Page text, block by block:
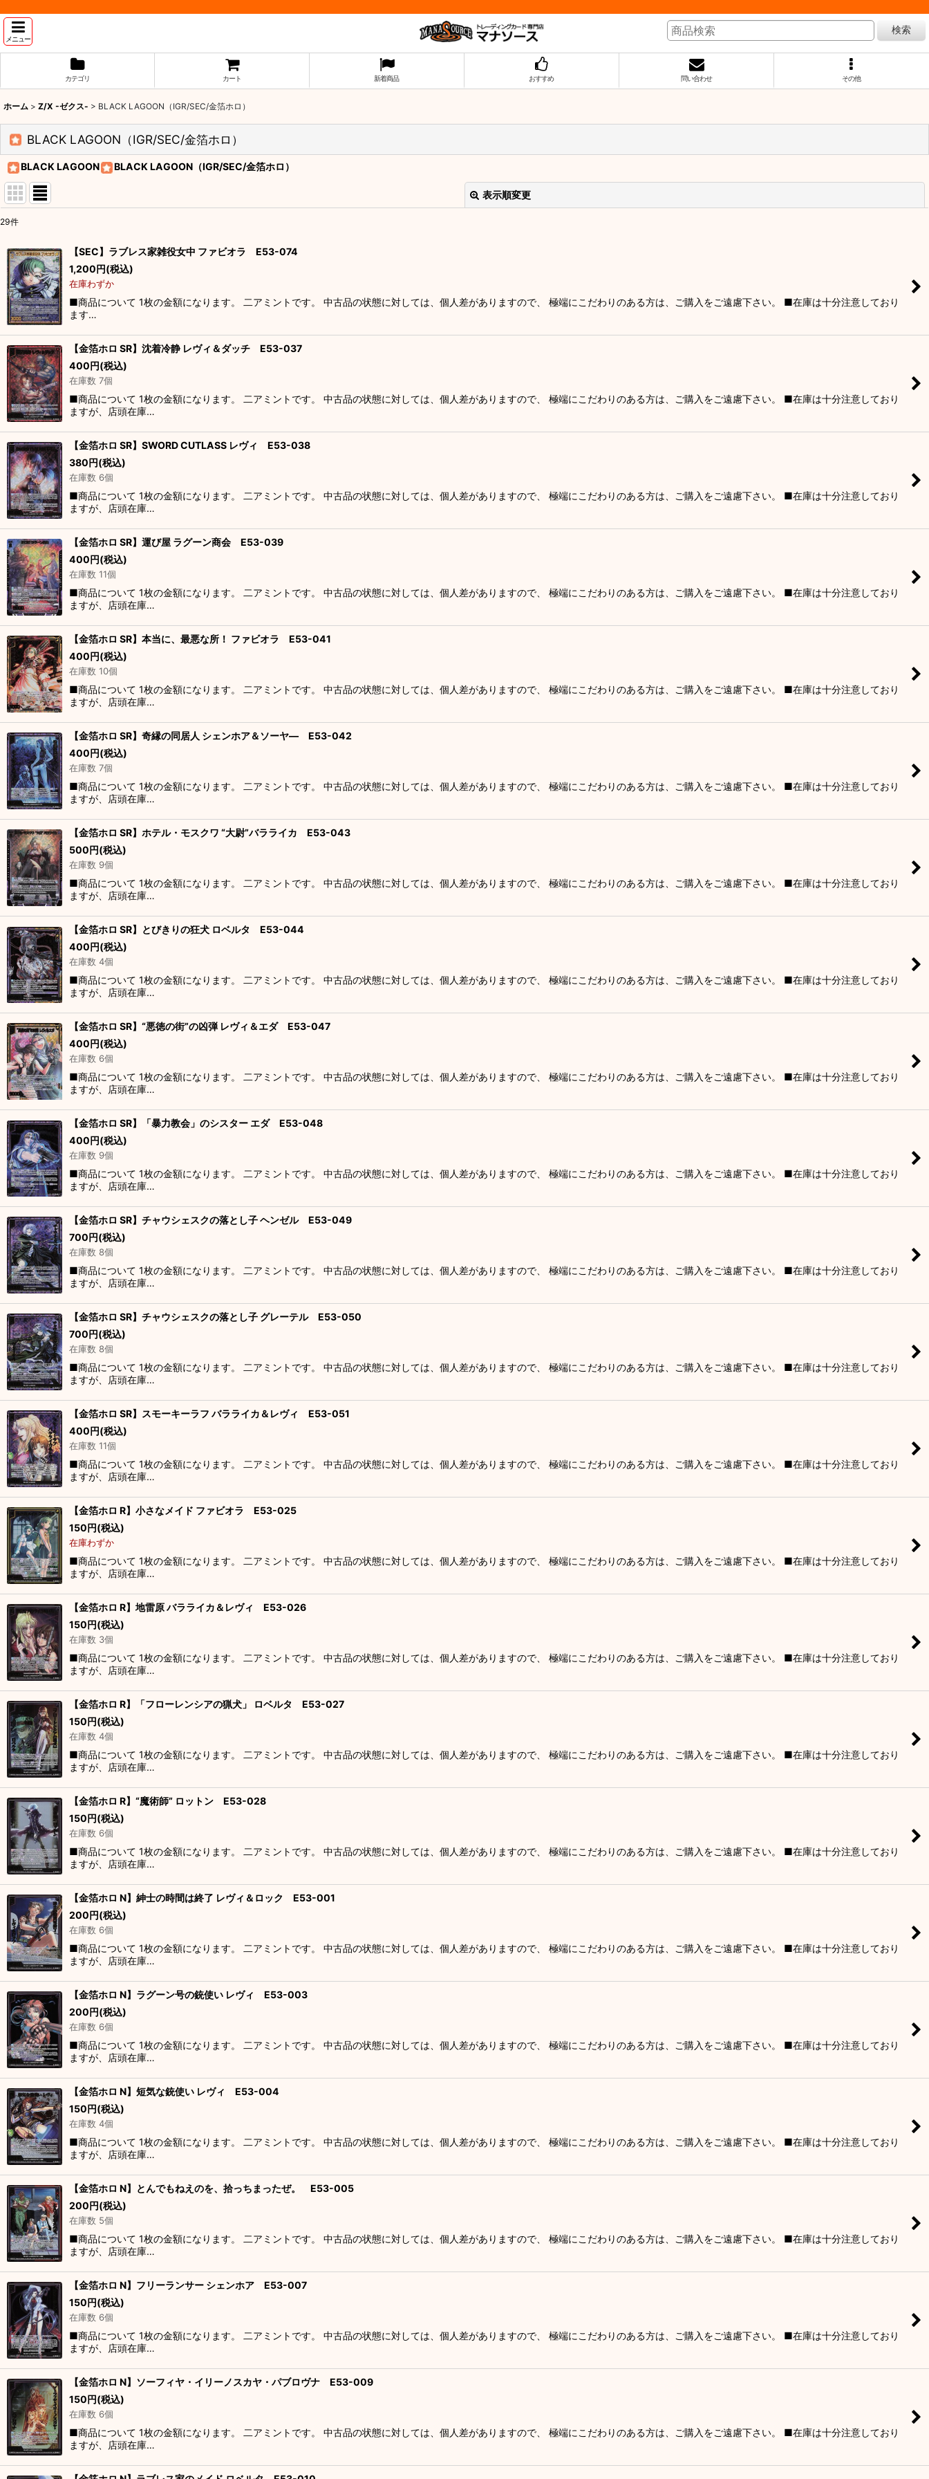
メニュー
検索
カテゴリ カート 新着商品 おすすめ 問い合わせ その他
ホーム > Z/X -ゼクス- > BLACK LAGOON（IGR/SEC/金箔ホロ）
BLACK LAGOON（IGR/SEC/金箔ホロ）
BLACK LAGOON BLACK LAGOON（IGR/SEC/金箔ホロ）
表示順変更
並び順:
絞り込む
29件
【SEC】ラブレス家雑役女中 ファビオラ E53-074
1,200円(税込)
在庫わずか
■商品について 1枚の金額になります。 二アミントです。 中古品の状態に対しては、個人差がありますので、 極端にこだわりのある方は、ご購入をご遠慮下さい。 ■在庫は十分注意しており
ます…
【金箔ホロ SR】沈着冷静 レヴィ＆ダッチ E53-037
400円(税込)
在庫数 7個
■商品について 1枚の金額になります。 二アミントです。 中古品の状態に対しては、個人差がありますので、 極端にこだわりのある方は、ご購入をご遠慮下さい。 ■在庫は十分注意しており
ますが、店頭在庫…
【金箔ホロ SR】SWORD CUTLASS レヴィ E53-038
380円(税込)
在庫数 6個
■商品について 1枚の金額になります。 二アミントです。 中古品の状態に対しては、個人差がありますので、 極端にこだわりのある方は、ご購入をご遠慮下さい。 ■在庫は十分注意しており
ますが、店頭在庫…
【金箔ホロ SR】運び屋 ラグーン商会 E53-039
400円(税込)
在庫数 11個
■商品について 1枚の金額になります。 二アミントです。 中古品の状態に対しては、個人差がありますので、 極端にこだわりのある方は、ご購入をご遠慮下さい。 ■在庫は十分注意しており
ますが、店頭在庫…
【金箔ホロ SR】本当に、最悪な所！ ファビオラ E53-041
400円(税込)
在庫数 10個
■商品について 1枚の金額になります。 二アミントです。 中古品の状態に対しては、個人差がありますので、 極端にこだわりのある方は、ご購入をご遠慮下さい。 ■在庫は十分注意しており
ますが、店頭在庫…
【金箔ホロ SR】奇縁の同居人 シェンホア＆ソーヤ― E53-042
400円(税込)
在庫数 7個
■商品について 1枚の金額になります。 二アミントです。 中古品の状態に対しては、個人差がありますので、 極端にこだわりのある方は、ご購入をご遠慮下さい。 ■在庫は十分注意しており
ますが、店頭在庫…
【金箔ホロ SR】ホテル・モスクワ “大尉”バラライカ E53-043
500円(税込)
在庫数 9個
■商品について 1枚の金額になります。 二アミントです。 中古品の状態に対しては、個人差がありますので、 極端にこだわりのある方は、ご購入をご遠慮下さい。 ■在庫は十分注意しており
ますが、店頭在庫…
【金箔ホロ SR】とびきりの狂犬 ロベルタ E53-044
400円(税込)
在庫数 4個
■商品について 1枚の金額になります。 二アミントです。 中古品の状態に対しては、個人差がありますので、 極端にこだわりのある方は、ご購入をご遠慮下さい。 ■在庫は十分注意しており
ますが、店頭在庫…
【金箔ホロ SR】“悪徳の街”の凶弾 レヴィ＆エダ E53-047
400円(税込)
在庫数 6個
■商品について 1枚の金額になります。 二アミントです。 中古品の状態に対しては、個人差がありますので、 極端にこだわりのある方は、ご購入をご遠慮下さい。 ■在庫は十分注意しており
ますが、店頭在庫…
【金箔ホロ SR】「暴力教会」のシスター エダ E53-048
400円(税込)
在庫数 9個
■商品について 1枚の金額になります。 二アミントです。 中古品の状態に対しては、個人差がありますので、 極端にこだわりのある方は、ご購入をご遠慮下さい。 ■在庫は十分注意しており
ますが、店頭在庫…
【金箔ホロ SR】チャウシェスクの落とし子 ヘンゼル E53-049
700円(税込)
在庫数 8個
■商品について 1枚の金額になります。 二アミントです。 中古品の状態に対しては、個人差がありますので、 極端にこだわりのある方は、ご購入をご遠慮下さい。 ■在庫は十分注意しており
ますが、店頭在庫…
【金箔ホロ SR】チャウシェスクの落とし子 グレーテル E53-050
700円(税込)
在庫数 8個
■商品について 1枚の金額になります。 二アミントです。 中古品の状態に対しては、個人差がありますので、 極端にこだわりのある方は、ご購入をご遠慮下さい。 ■在庫は十分注意しており
ますが、店頭在庫…
【金箔ホロ SR】スモーキーラフ バラライカ＆レヴィ E53-051
400円(税込)
在庫数 11個
■商品について 1枚の金額になります。 二アミントです。 中古品の状態に対しては、個人差がありますので、 極端にこだわりのある方は、ご購入をご遠慮下さい。 ■在庫は十分注意しており
ますが、店頭在庫…
【金箔ホロ R】小さなメイド ファビオラ E53-025
150円(税込)
在庫わずか
■商品について 1枚の金額になります。 二アミントです。 中古品の状態に対しては、個人差がありますので、 極端にこだわりのある方は、ご購入をご遠慮下さい。 ■在庫は十分注意しており
ますが、店頭在庫…
【金箔ホロ R】地雷原 バラライカ＆レヴィ E53-026
150円(税込)
在庫数 3個
■商品について 1枚の金額になります。 二アミントです。 中古品の状態に対しては、個人差がありますので、 極端にこだわりのある方は、ご購入をご遠慮下さい。 ■在庫は十分注意しており
ますが、店頭在庫…
【金箔ホロ R】「フローレンシアの猟犬」 ロベルタ E53-027
150円(税込)
在庫数 4個
■商品について 1枚の金額になります。 二アミントです。 中古品の状態に対しては、個人差がありますので、 極端にこだわりのある方は、ご購入をご遠慮下さい。 ■在庫は十分注意しており
ますが、店頭在庫…
【金箔ホロ R】“魔術師” ロットン E53-028
150円(税込)
在庫数 6個
■商品について 1枚の金額になります。 二アミントです。 中古品の状態に対しては、個人差がありますので、 極端にこだわりのある方は、ご購入をご遠慮下さい。 ■在庫は十分注意しており
ますが、店頭在庫…
【金箔ホロ N】紳士の時間は終了 レヴィ＆ロック E53-001
200円(税込)
在庫数 6個
■商品について 1枚の金額になります。 二アミントです。 中古品の状態に対しては、個人差がありますので、 極端にこだわりのある方は、ご購入をご遠慮下さい。 ■在庫は十分注意しており
ますが、店頭在庫…
【金箔ホロ N】ラグーン号の銃使い レヴィ E53-003
200円(税込)
在庫数 6個
■商品について 1枚の金額になります。 二アミントです。 中古品の状態に対しては、個人差がありますので、 極端にこだわりのある方は、ご購入をご遠慮下さい。 ■在庫は十分注意しており
ますが、店頭在庫…
【金箔ホロ N】短気な銃使い レヴィ E53-004
150円(税込)
在庫数 4個
■商品について 1枚の金額になります。 二アミントです。 中古品の状態に対しては、個人差がありますので、 極端にこだわりのある方は、ご購入をご遠慮下さい。 ■在庫は十分注意しており
ますが、店頭在庫…
【金箔ホロ N】とんでもねえのを、拾っちまったぜ。 E53-005
200円(税込)
在庫数 5個
■商品について 1枚の金額になります。 二アミントです。 中古品の状態に対しては、個人差がありますので、 極端にこだわりのある方は、ご購入をご遠慮下さい。 ■在庫は十分注意しており
ますが、店頭在庫…
【金箔ホロ N】フリーランサー シェンホア E53-007
150円(税込)
在庫数 6個
■商品について 1枚の金額になります。 二アミントです。 中古品の状態に対しては、個人差がありますので、 極端にこだわりのある方は、ご購入をご遠慮下さい。 ■在庫は十分注意しており
ますが、店頭在庫…
【金箔ホロ N】ソーフィヤ・イリーノスカヤ・パブロヴナ E53-009
150円(税込)
在庫数 6個
■商品について 1枚の金額になります。 二アミントです。 中古品の状態に対しては、個人差がありますので、 極端にこだわりのある方は、ご購入をご遠慮下さい。 ■在庫は十分注意しており
ますが、店頭在庫…